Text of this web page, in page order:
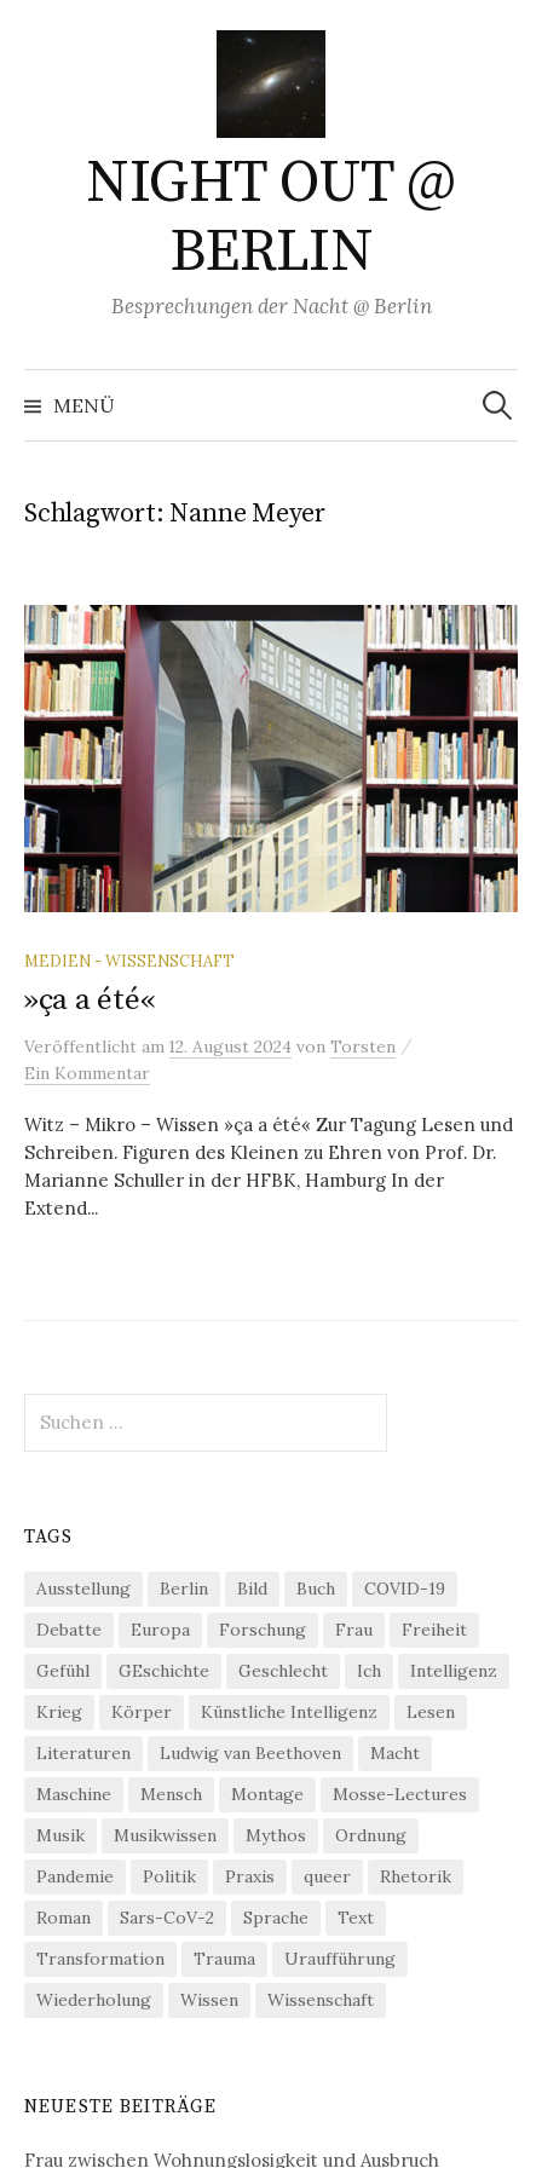
NIGHT OUT @
BERLIN
Besprechungen der Nacht @ Berlin
MENÜ
Suchen
nach:
Schlagwort: Nanne Meyer
MEDIEN - WISSENSCHAFT
»ça a été«
Veröffentlicht am 12. August 2024 von Torsten /
Ein Kommentar
Witz – Mikro – Wissen »ça a été« Zur Tagung Lesen und
Schreiben. Figuren des Kleinen zu Ehren von Prof. Dr.
Marianne Schuller in der HFBK, Hamburg In der
Extend...
nach:
TAGS
Ausstellung Berlin Bild Buch
COVID-19
Debatte
Europa Forschung Frau
Freiheit
Gefühl
GEschichte Geschlecht Ich
Intelligenz
Krieg
Körper Künstliche Intelligenz
Lesen
Literaturen
Ludwig van Beethoven
Macht
Maschine
Mensch Montage
Mosse-Lectures
Musik
Musikwissen Mythos
Ordnung
Pandemie
Politik Praxis queer
Rhetorik
Roman
Sars-CoV-2 Sprache
Text
Transformation
Trauma
Uraufführung
Wiederholung
Wissen Wissenschaft
NEUESTE BEITRÄGE
Frau zwischen Wohnungslosigkeit und Ausbruch